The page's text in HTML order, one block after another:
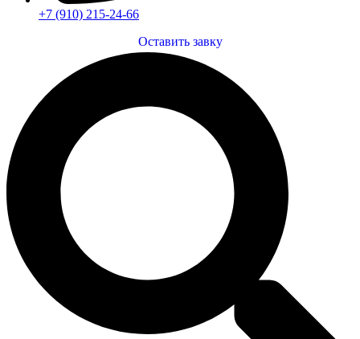
+7 (910) 215-24-66
Оставить завку